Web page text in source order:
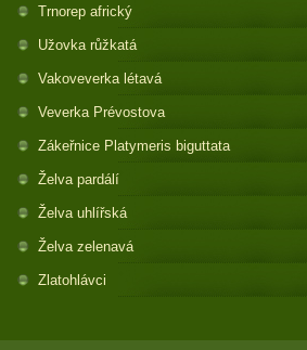
Trnorep africký
Užovka růžkatá
Vakoveverka létavá
Veverka Prévostova
Zákeřnice Platymeris biguttata
Želva pardálí
Želva uhlířská
Želva zelenavá
Zlatohlávci